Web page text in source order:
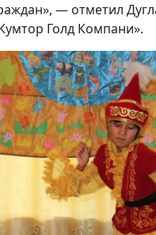
— отметил
Голд Компани».